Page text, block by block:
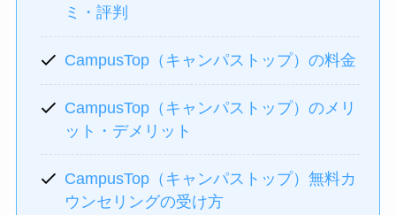
ミ・評判
CampusTop（キャンパストップ）の料金
CampusTop（キャンパストップ）のメリ
ット・デメリット
CampusTop（キャンパストップ）無料カ
ウンセリングの受け方